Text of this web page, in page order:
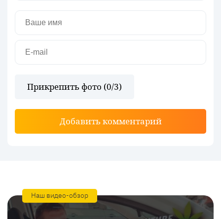
Прикрепить фото (0/3)
Добавить комментарий
Наш видео-обзор